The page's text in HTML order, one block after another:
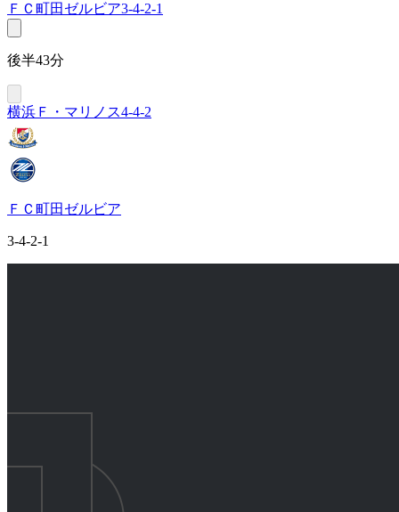
ＦＣ町田ゼルビア3-4-2-1
後半43分
横浜Ｆ・マリノス4-4-2
ＦＣ町田ゼルビア
3-4-2-1